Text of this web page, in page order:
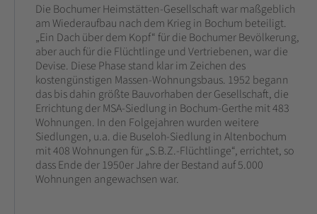
Die Bochumer Heimstätten-Gesellschaft war maßgeblich
am Wiederaufbau nach dem Krieg in Bochum beteiligt.
„Ein Dach über dem Kopf“ für die Bochumer Bevölkerung,
aber auch für die Flüchtlinge und Vertriebenen, war die
Devise. Diese Phase stand klar im Zeichen des
kostengünstigen Massen-Wohnungsbaus. 1952 begann
das bis dahin größte Bauvorhaben der Gesellschaft, die
Errichtung der MSA-Siedlung in Bochum-Gerthe mit 483
Wohnungen. In den Folgejahren wurden weitere
Siedlungen, u.a. die Buseloh-Siedlung in Altenbochum
mit 408 Wohnungen für „S.B.Z.-Flüchtlinge“, errichtet, so
dass Ende der 1950er Jahre der Bestand auf 5.000
Wohnungen angewachsen war.